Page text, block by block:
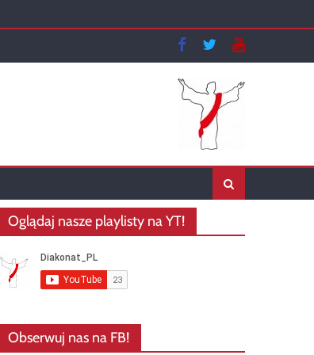
Oglądaj nasze playlisty na YT!
Obserwuj nas na FB!